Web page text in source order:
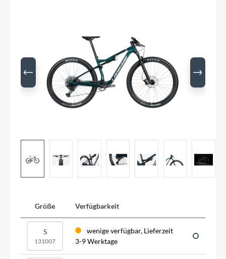
Größe Verfügbarkeit
S
131007
wenige verfügbar, Lieferzeit
3-9 Werktage